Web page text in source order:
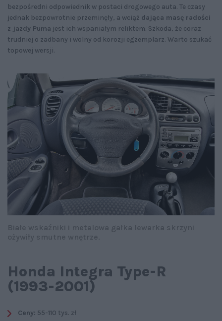
bezpośredni odpowiednik w postaci drogowego auta. Te czasy
jednak bezpowrotnie przeminęły, a wciąż dająca masę radości
z jazdy Puma jest ich wspaniałym reliktem. Szkoda, że coraz
trudniej o zadbany i wolny od korozji egzemplarz. Warto szukać
topowej wersji.
Honda Integra Type-R
(1993-2001)
Ceny: 55-110 tys. zł